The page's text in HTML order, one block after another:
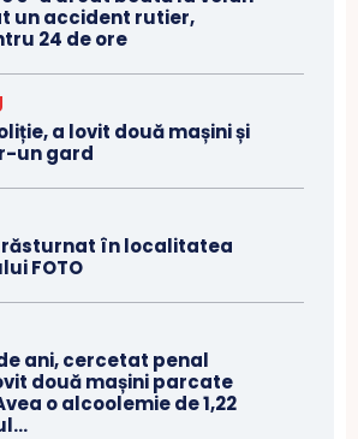
un accident rutier,
24 de ore
a lovit două mașini și
un gard
în localitatea
FOTO
ani, cercetat penal
două mașini parcate
o alcoolemie de 1,22